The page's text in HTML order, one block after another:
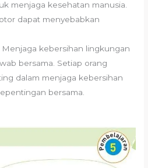
menjaga kesehatan manusia.
dapat menyebabkan
Menjaga kebersihan lingkungan
bersama. Setiap orang
dalam menjaga kebersihan
bersama.